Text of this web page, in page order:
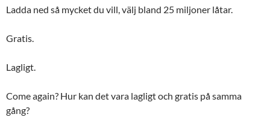
Ladda ned så mycket du vill, välj bland 25 miljoner låtar.
Gratis.
Lagligt.
Come again? Hur kan det vara lagligt och gratis på samma
gång?